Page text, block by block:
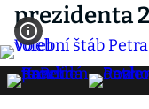
prezidenta